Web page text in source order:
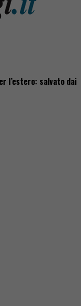
l’estero: salvato dai